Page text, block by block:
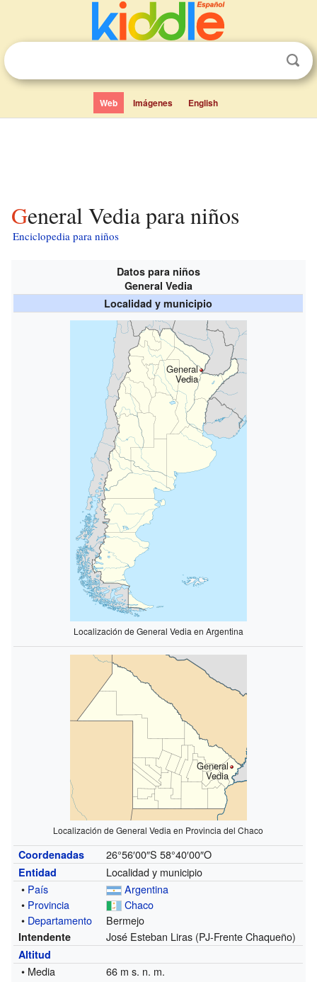
Web Imágenes English
General Vedia para niños
Enciclopedia para niños
Datos para niños
General Vedia
Localidad y municipio
General
Vedia
Localización de General Vedia en Argentina
General
Vedia
Localización de General Vedia en Provincia del Chaco
Coordenadas 26°56′00″S 58°40′00″O
Entidad
Localidad y municipio
• País
Argentina
• Provincia
Chaco
• Departamento Bermejo
Intendente José Esteban Liras (PJ-Frente Chaqueño)
Altitud
• Media 66 m s. n. m.